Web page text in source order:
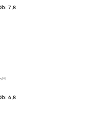
7,8
6,8